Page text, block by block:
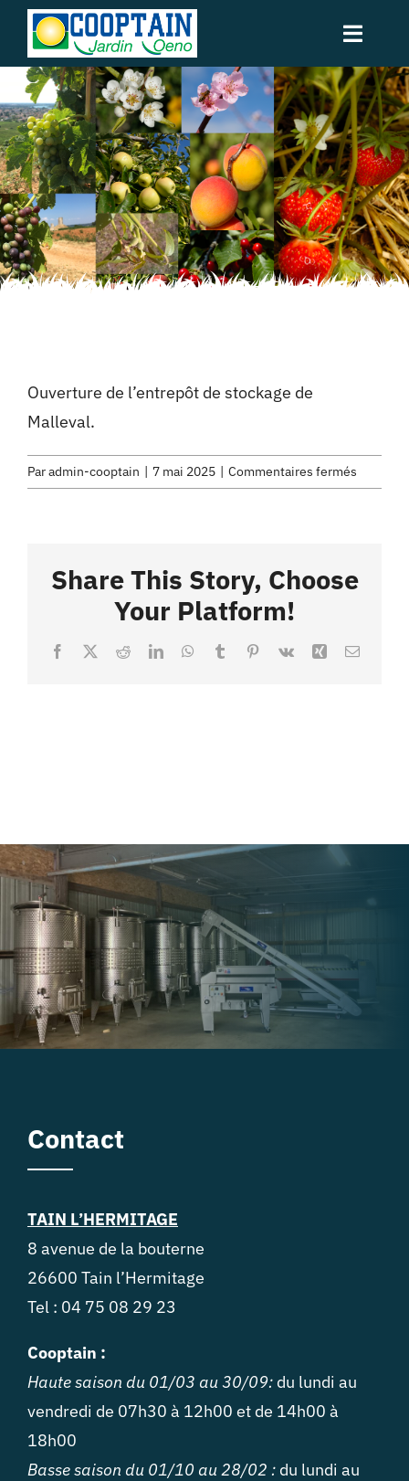
Passer
contenu
à
Accueil
L’entreprise
Nos activités
Contact
Ouverture de l’entrepôt de stockage de
Malleval.
Paradmin-cooptain 7 mai 2025 Commentaires fermés
Share This Story, Choose
Your Platform!
Facebook
X RedditLinkedInWhatsApp
TumblrPinterest
Vk Xing Email
Contact
TAIN L’HERMITAGE
8 avenue de la bouterne
26600 Tain l’Hermitage
Tel : 04 75 08 29 23
Cooptain :
Haute saison du 01/03 au 30/09: du lundi au
vendredi de 07h30 à 12h00 et de 14h00 à
18h00
Basse saison du 01/10 au 28/02 : du lundi au